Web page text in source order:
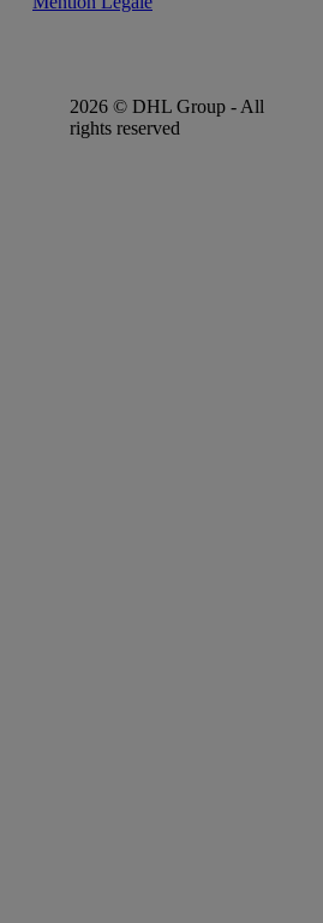
2026 © DHL Group - All
rights reserved